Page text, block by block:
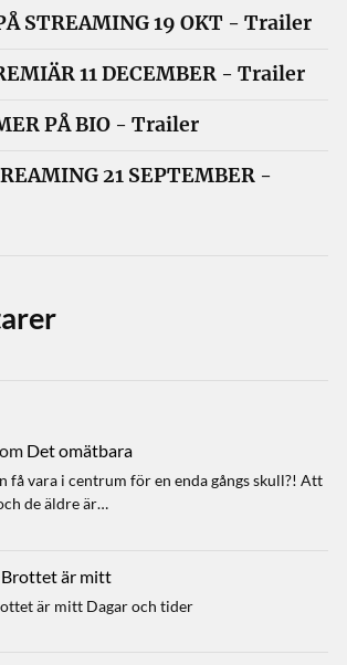
STREAMING 19 OKT - Trailer
11 DECEMBER - Trailer
PÅ BIO - Trailer
21 SEPTEMBER -
om Det omätbara
få vara i centrum för en enda gångs skull?! Att
de äldre är…
Brottet är mitt
är mitt Dagar och tider